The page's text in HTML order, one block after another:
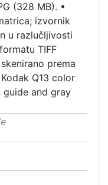
(328 MB). •
izvornik
u razlučljivosti
TIFF
prema
Q13 color
guide and gray